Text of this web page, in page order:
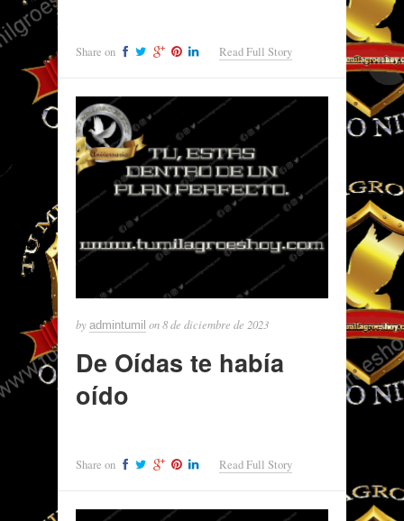
Share on Read Full Story
by admintumil on8 de diciembre de 2023
De Oídas te había
oído
Share on Read Full Story